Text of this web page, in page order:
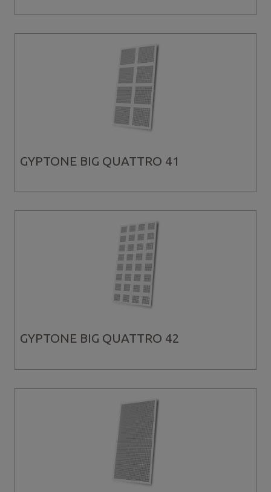
GYPTONE BIG QUATTRO 41
GYPTONE BIG QUATTRO 42